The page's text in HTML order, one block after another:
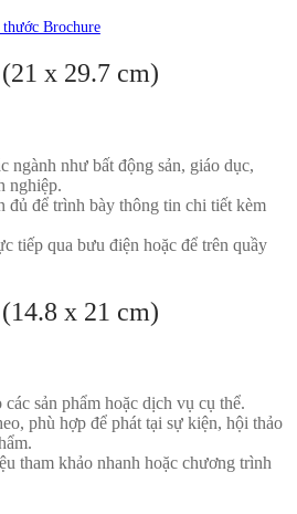
Brochure
x 29.7 cm)
ngành như bất động sản, giáo dục,
nghiệp.
đủ để trình bày thông tin chi tiết kèm
tiếp qua bưu điện hoặc để trên quầy
x 21 cm)
sản phẩm hoặc dịch vụ cụ thể.
phù hợp để phát tại sự kiện, hội thảo
tham khảo nhanh hoặc chương trình